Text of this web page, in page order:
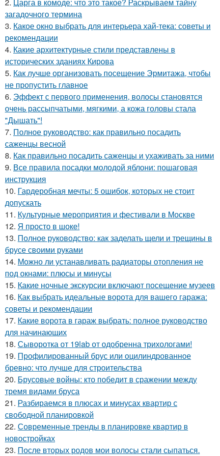
загадочного термина
3. Какое окно выбрать для интерьера хай-тека: советы и
рекомендации
4. Какие архитектурные стили представлены в
исторических зданиях Кирова
5. Как лучше организовать посещение Эрмитажа, чтобы
не пропустить главное
6. Эффект с первого применения, волосы становятся
очень рассыпчатыми, мягкими, а кожа головы стала
"Дышать"!
7. Полное руководство: как правильно посадить
саженцы весной
8. Как правильно посадить саженцы и ухаживать за ними
9. Все правила посадки молодой яблони: пошаговая
инструкция
10. Гардеробная мечты: 5 ошибок, которых не стоит
допускать
11. Культурные мероприятия и фестивали в Москве
12. Я просто в шоке!
13. Полное руководство: как заделать щели и трещины в
брусе своими руками
14. Можно ли устанавливать радиаторы отопления не
под окнами: плюсы и минусы
15. Какие ночные экскурсии включают посещение музеев
16. Как выбрать идеальные ворота для вашего гаража:
советы и рекомендации
17. Какие ворота в гараж выбрать: полное руководство
для начинающих
18. Сыворотка от 19lab от одобренна трихологами!
19. Профилированный брус или оцилиндрованное
бревно: что лучше для строительства
20. Брусовые войны: кто победит в сражении между
тремя видами бруса
21. Разбираемся в плюсах и минусах квартир с
свободной планировкой
22. Современные тренды в планировке квартир в
новостройках
23. После вторых родов мои волосы стали сыпаться.